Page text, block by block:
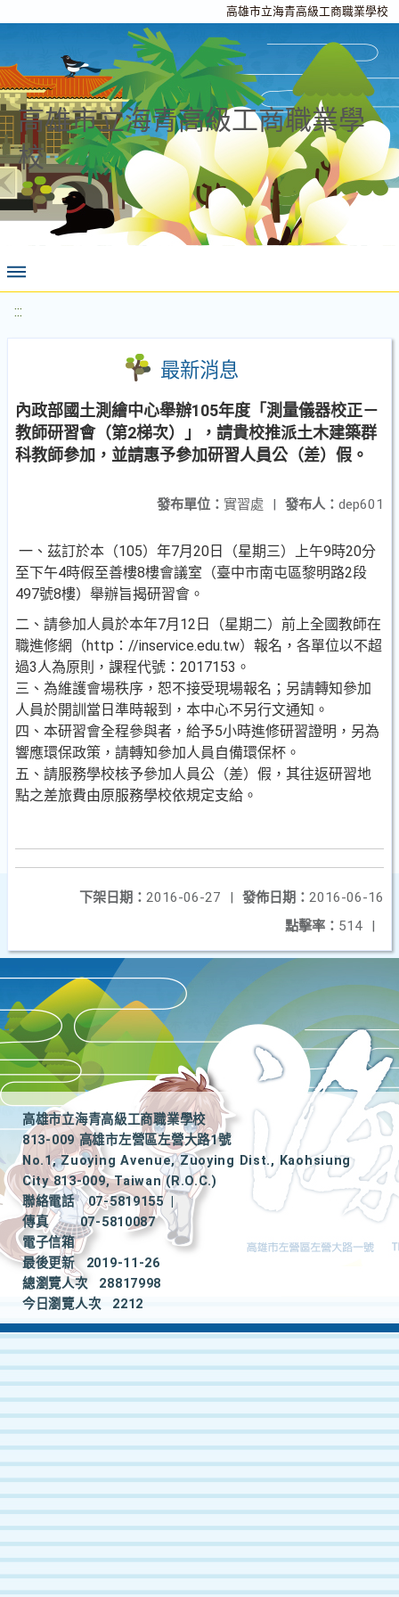
高雄市立海青高級工商職業學校
高雄市立海青高級工商職業學
校
:::
最新消息
內政部國土測繪中心舉辦105年度「測量儀器校正－
教師研習會（第2梯次）」，請貴校推派土木建築群
科教師參加，並請惠予參加研習人員公（差）假。
發布人： dep601
發布單位： 實習處 |
一、茲訂於本（105）年7月20日（星期三）上午9時20分
至下午4時假至善樓8樓會議室（臺中市南屯區黎明路2段
497號8樓）舉辦旨揭研習會。
二、請參加人員於本年7月12日（星期二）前上全國教師在
職進修網（http：//inservice.edu.tw）報名，各單位以不超
過3人為原則，課程代號：2017153。
三、為維護會場秩序，恕不接受現場報名；另請轉知參加
人員於開訓當日準時報到，本中心不另行文通知。
四、本研習會全程參與者，給予5小時進修研習證明，另為
響應環保政策，請轉知參加人員自備環保杯。
五、請服務學校核予參加人員公（差）假，其往返研習地
點之差旅費由原服務學校依規定支給。
發佈日期： 2016-06-16
下架日期： 2016-06-27
|
點擊率： 514 |
高雄市立海青高級工商職業學校
813-009 高雄市左營區左營大路1號
No.1, Zuoying Avenue, Zuoying Dist., Kaohsiung
City 813-009, Taiwan (R.O.C.)
聯絡電話
07-5819155
|
傳真
07-5810087
電子信箱
最後更新
2019-11-26
總瀏覽人次
28817998
今日瀏覽人次
2212